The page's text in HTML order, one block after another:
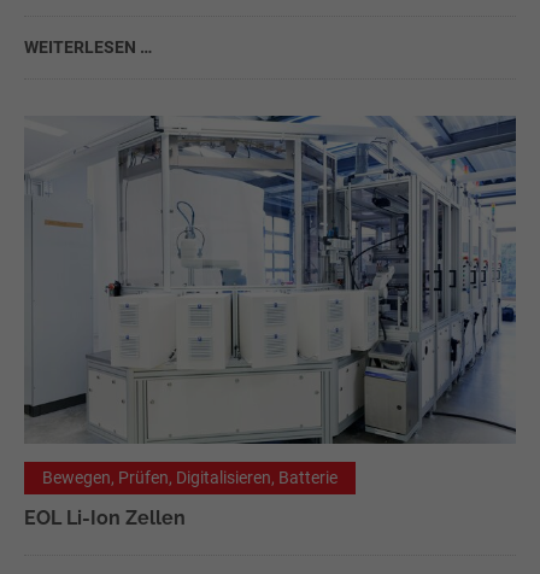
WEITERLESEN …
Bewegen, Prüfen, Digitalisieren, Batterie
EOL Li-Ion Zellen